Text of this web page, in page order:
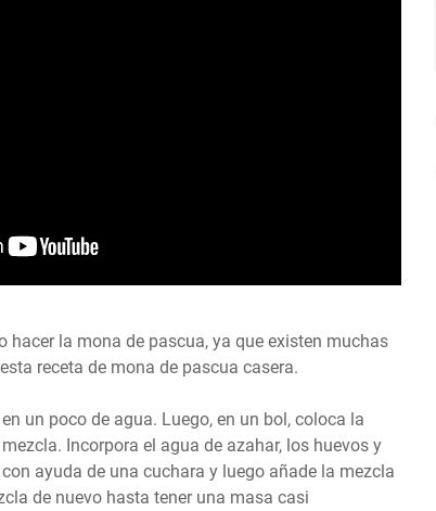
hacer la mona de pascua, ya que existen muchas
receta de mona de pascua casera.
un poco de agua. Luego, en un bol, coloca la
Incorpora el agua de azahar, los huevos y
ayuda de una cuchara y luego añade la mezcla
de nuevo hasta tener una masa casi